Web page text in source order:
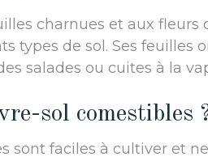
charnues et aux fleurs
types de sol. Ses feuilles
salades ou cuites à la
sol comestibles
sont faciles à cultiver et